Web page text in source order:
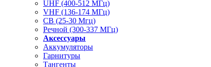
UHF (400-512 МГц)
VHF (136-174 МГц)
CB (25-30 Мгц)
Речной (300-337 МГц)
Аксессуары
Аккумуляторы
Гарнитуры
Тангенты